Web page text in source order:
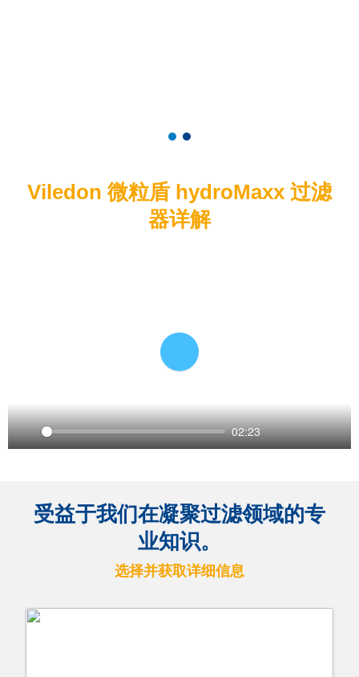
Viledon 微粒盾 hydroMaxx 过滤
器详解
Play
02:23
Settings
PIP
Play
受益于我们在凝聚过滤领域的专
业知识。
选择并获取详细信息